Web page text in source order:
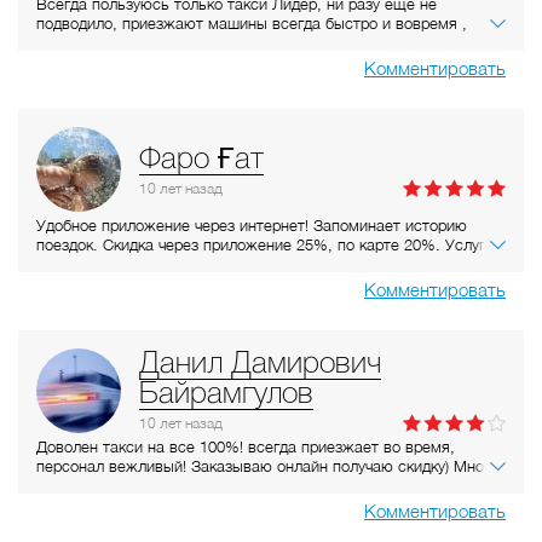
подводило, приезжают машины всегда быстро и вовремя ,
операторы вежливые , водители приветливые иКомментировать
Фаро Ғат
10 летназад
Удобное приложение через интернет! Запоминает историю
поездок. Скидка через приложение 25%, по карте 20%. Услугой
смс оповещение, водители адекватные, персонал вежливый.
Комментировать
Данил Дамирович
Байрамгулов
10 летназад
Доволен такси на все 100%! всегда приезжает во время,
персонал вежливый! Заказываю онлайн получаю скидку) Много
Комментировать